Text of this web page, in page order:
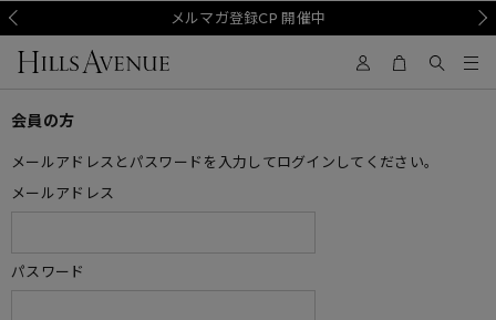
メルマガ登録CP 開催中
会員の方
メールアドレスとパスワードを入力してログインしてください。
メールアドレス
パスワード